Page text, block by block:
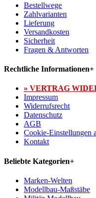
Bestellwege
Zahlvarianten
Lieferung
Versandkosten
Sicherheit
Fragen & Antworten
Rechtliche Informationen+
» VERTRAG
Impressum
Widerrufsrecht
Datenschutz
AGB
Cookie-Einstellungen
Kontakt
Beliebte Kategorien+
Marken-Welten
Modellbau-Maßstäbe